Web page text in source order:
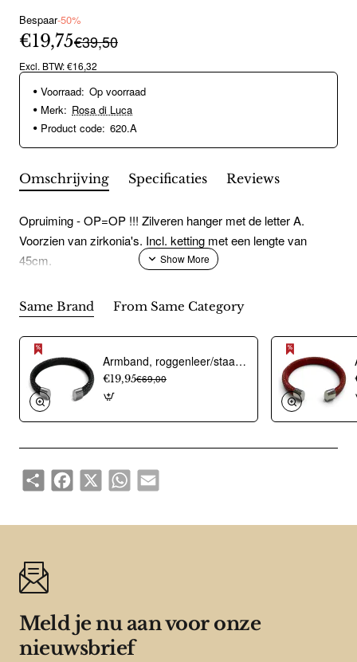
Bespaar-50%
€19,75€39,50
Excl. BTW: €16,32
Voorraad: Op voorraad
Merk: Rosa di Luca
Product code: 620.A
Omschrijving Specificaties Reviews
Opruiming - OP=OP !!! Zilveren hanger met de letter A.
Voorzien van zirkonia's. Incl. ketting met een lengte van
45cm.
Same Brand From Same Category
Armband, roggenleer/staal (12mm.breed) kleur donkerblauw - 9967
€19,95€69,00
ShareFacebook
X WhatsAppEmail
Meld je nu aan voor onze
nieuwsbrief